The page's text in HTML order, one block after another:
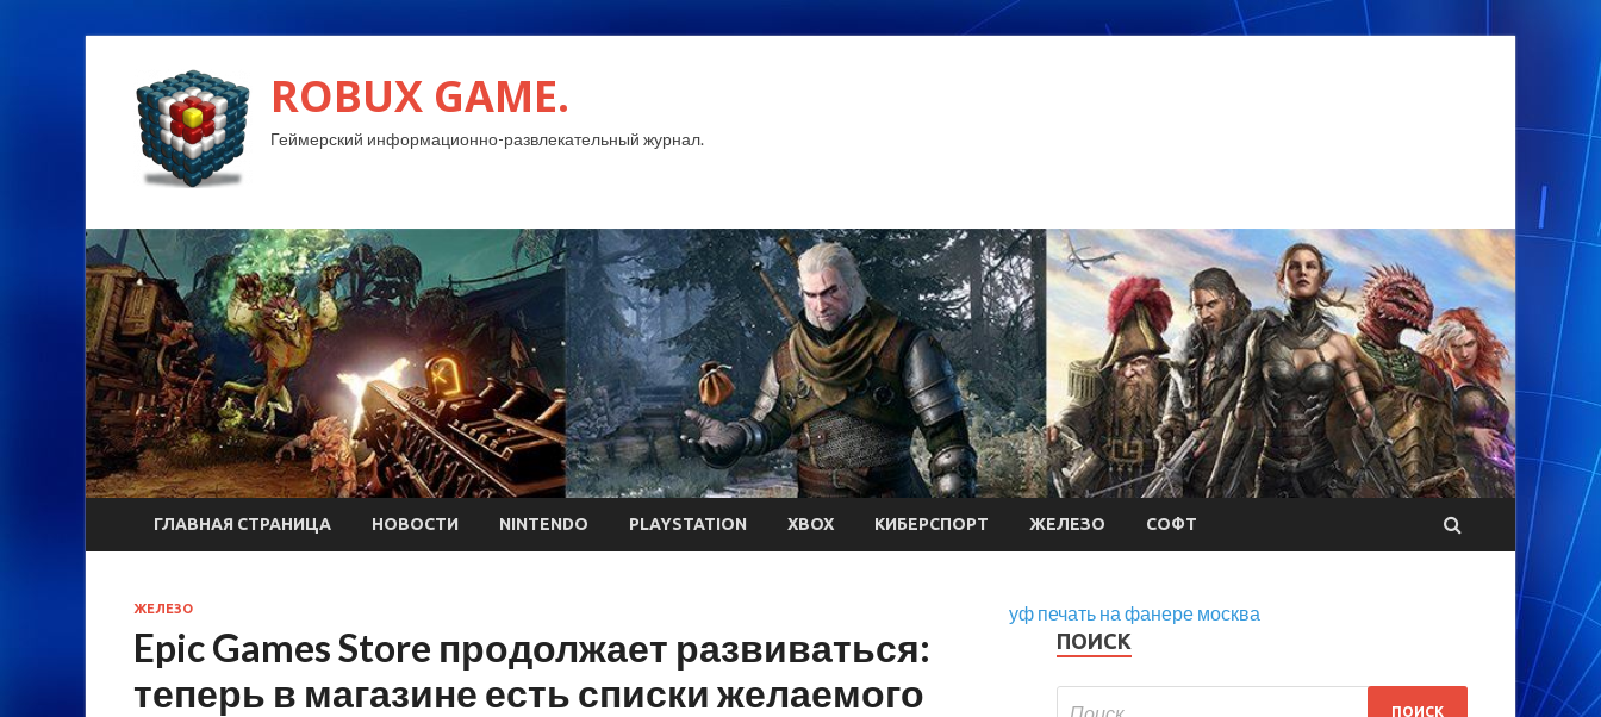
ROBUX GAME.
Геймерский информационно-развлекательный журнал.
ГЛАВНАЯ СТРАНИЦА НОВОСТИ NINTENDO PLAYSTATION XBOX КИБЕРСПОРТ ЖЕЛЕЗО СОФТ
ЖЕЛЕЗО
Epic Games Store продолжает развиваться:
теперь в магазине есть списки желаемого
уф печать на фанере москва
ПОИСК